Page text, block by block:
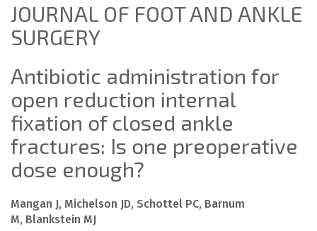
JOURNAL OF FOOT AND ANKLE
SURGERY
Antibiotic administration for
open reduction internal
fixation of closed ankle
fractures: Is one preoperative
dose enough?
Mangan J, Michelson JD, Schottel PC, Barnum
M, Blankstein MJ